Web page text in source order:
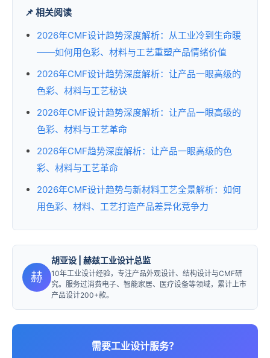
📌 相关阅读
2026年CMF设计趋势深度解析：从工业冷到生命暖
——如何用色彩、材料与工艺重塑产品情绪价值
2026年CMF设计趋势深度解析：让产品一眼高级的
色彩、材料与工艺秘诀
2026年CMF设计趋势深度解析：让产品一眼高级的
色彩、材料与工艺革命
2026年CMF趋势深度解析：让产品一眼高级的色
彩、材料与工艺革命
2026年CMF设计趋势与新材料工艺全景解析：如何
用色彩、材料、工艺打造产品差异化竞争力
赫
胡亚设 | 赫兹工业设计总监
10年工业设计经验，专注产品外观设计、结构设计与CMF研
究。服务过消费电子、智能家居、医疗设备等领域，累计上市
产品设计200+款。
需要工业设计服务？